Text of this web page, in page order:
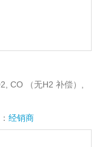
CO （无H2 补偿）,
经销商